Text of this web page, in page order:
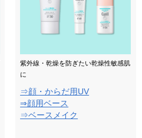
紫外線・乾燥を防ぎたい乾燥性敏感肌
に
⇒顔・からだ用UV
⇒顔用ベース
⇒ベースメイク